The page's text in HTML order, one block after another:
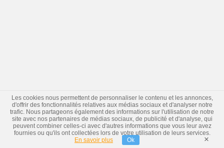
Les cookies nous permettent de personnaliser le contenu et les annonces,
d'offrir des fonctionnalités relatives aux médias sociaux et d'analyser notre
trafic. Nous partageons également des informations sur l'utilisation de notre
site avec nos partenaires de médias sociaux, de publicité et d'analyse, qui
peuvent combiner celles-ci avec d'autres informations que vous leur avez
fournies ou qu'ils ont collectées lors de votre utilisation de leurs services.
En savoir plus
Ok ×